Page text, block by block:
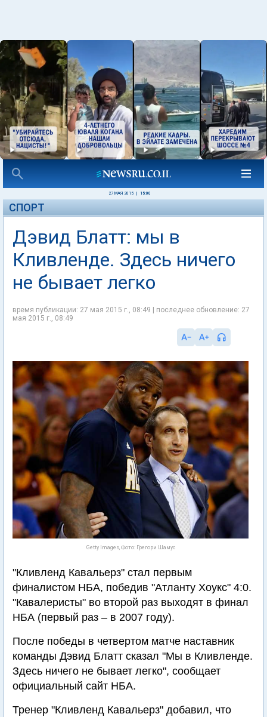
27 МАЯ 2015 15:00
СПОРТ
Дэвид Блатт: мы в
Кливленде. Здесь ничего
не бывает легко
время публикации: 27 мая 2015 г., 08:49 | последнее обновление: 27
мая 2015 г., 08:49
Getty Images, Фото: Грегори Шамус
"Кливленд Кавальерз" стал первым
финалистом НБА, победив "Атланту Хоукс" 4:0.
"Кавалеристы" во второй раз выходят в финал
НБА (первый раз – в 2007 году).
После победы в четвертом матче наставник
команды Дэвид Блатт сказал "Мы в Кливленде.
Здесь ничего не бывает легко", сообщает
официальный сайт НБА.
Тренер "Кливленд Кавальерз" добавил, что